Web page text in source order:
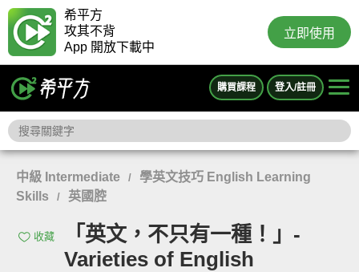
希平方
攻其不背
App 開放下載中
立即使用
購買課程 登入/註冊
中級 Intermediate /
學英文技巧 English Learning
Skills
/ 英國腔
收藏
「英文，不只有一種！」-
Varieties of English